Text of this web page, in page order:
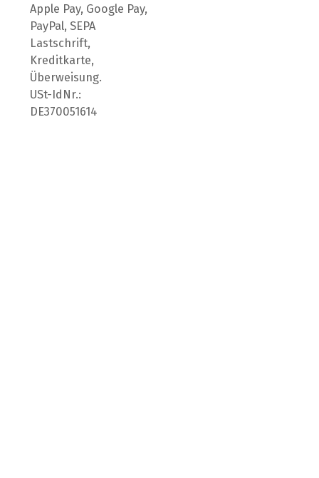
Apple Pay, Google Pay,
PayPal, SEPA
Lastschrift,
Kreditkarte,
Überweisung.
USt-IdNr.:
DE370051614